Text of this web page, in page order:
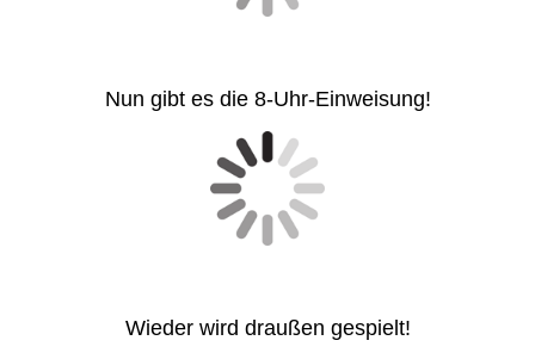
Nun gibt es die 8-Uhr-Einweisung!
Wieder wird draußen gespielt!